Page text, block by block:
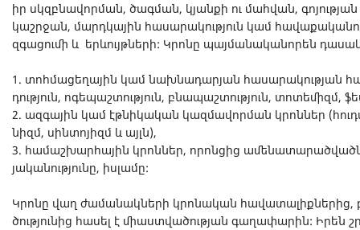
իր սկզբնա­վոր­ման, ծագ­ման, կյան­քի ու մահ­վան,
կաշր­ջան, մարդ­կա­յին հա­սա­րա­կու­թյուն կամ
զգա­ցու­մի և երևույթ­նե­րի: Կրո­նը պայ­մա­նա­կա­նո­րեն
1. տոհ­մա­ցե­ղա­յին կամ նախ­նա­դա­ր­յան հա­սա­րա­կու­թյան
դու­թյուն, ոգե­պաշ­տու­թյուն, բնա­պաշ­տու­թյուն, տո­տե­միզմ,
2. ազ­գա­յին կամ էթ­նի­կա­կան կազ­մա­վոր­ման կրոն­ներ
նիզմ, սին­տո­յիզմ և այլն),
3. հա­մաշ­խար­հա­յին կրոն­ներ, որոն­ցից
յա­կա­նու­թյու­նը, իսլամը:
Կրո­նը վաղ ժա­մա­նակ­նե­րի կրո­նա­կան
ծու­թյու­նից հա­սել է մի­աստ­վա­ծու­թյան գա­ղա­փա­րին: Իրեն